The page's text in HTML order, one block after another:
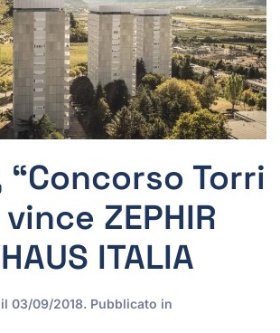
“Concorso Torri
ZEPHIR
ITALIA
il 03/09/2018. Pubblicato in